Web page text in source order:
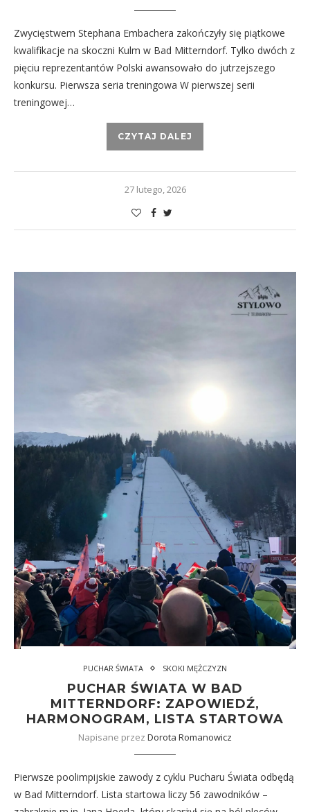
Zwycięstwem Stephana Embachera zakończyły się piątkowe
kwalifikacje na skoczni Kulm w Bad Mitterndorf. Tylko dwóch z
pięciu reprezentantów Polski awansowało do jutrzejszego
konkursu. Pierwsza seria treningowa W pierwszej serii
treningowej…
CZYTAJ DALEJ
27 lutego, 2026
PUCHAR ŚWIATA SKOKI MĘŻCZYZN
PUCHAR ŚWIATA W BAD
MITTERNDORF: ZAPOWIEDŹ,
HARMONOGRAM, LISTA STARTOWA
Napisane przez Dorota Romanowicz
Pierwsze poolimpijskie zawody z cyklu Pucharu Świata odbędą
w Bad Mitterndorf. Lista startowa liczy 56 zawodników –